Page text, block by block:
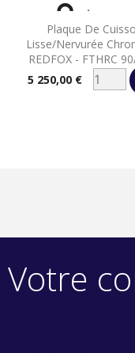
Plaque De
Lisse/nervurée
REDFOX - FTHRC
Prix5 250,00 €
 Aperçu
Votre